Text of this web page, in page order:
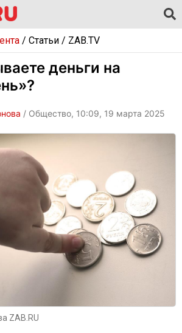
/ Статьи/ ZAB.TV
деньги на
/ Общество, 10:09, 19 марта 2025
ZAB.RU